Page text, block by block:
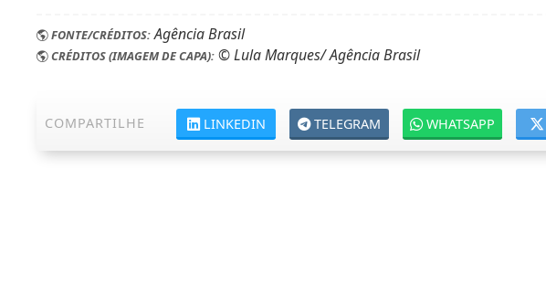
FONTE/CRÉDITOS:Agência Brasil
CRÉDITOS (IMAGEM DE CAPA): © Lula Marques/ Agência Brasil
COMPARTILHE WHATSAPP
TELEGRAM
LINKEDIN